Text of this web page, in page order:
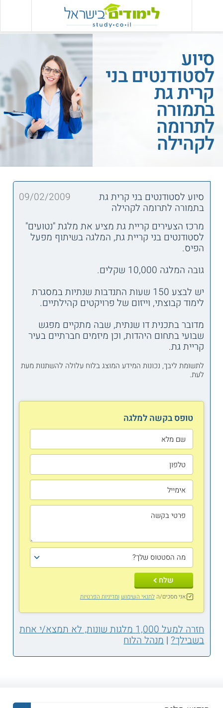
סיוע
לסטודנטים בני
קרית גת
בתמורה
לתרומה
לקהילה
סיוע לסטודנטים בני קרית גת
בתמורה לתרומה לקהילה
09/02/2009
מרכז הצעירים קריית גת מציע את מלגת "נטועים"
לסטודנטים בני קריית גת, המלגה בשיתוף מפעל
הפיס.
גובה המלגה 10,000 שקלים.
יש לבצע 150 שעות התנדבות שנתיות במסגרת
לימוד קבוצתי, וייזום של פרויקטים קהילתיים.
מדובר בתכנית דו שנתית, שבה מתקיים מפגש
שבועי בתחום היהדות, וכן מיזמים חברתיים בעיר
קריית גת.
לתשומת ליבך, נכונות המידע המוצג בלוח עלולה להשתנות מעת
לעת.
טופס בקשה למלגה
שלח
אני מסכים/הלתנאי השימוש ומדיניות הפרטיות
חזרה למעל 1,000 מלגות שונות, לא תמצא/י אחת
בשבילך?|מנהל הלוח